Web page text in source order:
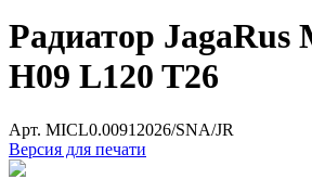
Радиатор JagaRus
H09 L120 T26
Арт. MICL0.00912026/SNA/JR
Версия для печати